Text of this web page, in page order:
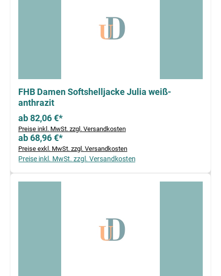
FHB Damen Softshelljacke Julia weiß-
anthrazit
ab 82,06 €*
Preise inkl. MwSt. zzgl. Versandkosten
ab 68,96 €*
Preise exkl. MwSt. zzgl. Versandkosten
Preise inkl. MwSt. zzgl. Versandkosten